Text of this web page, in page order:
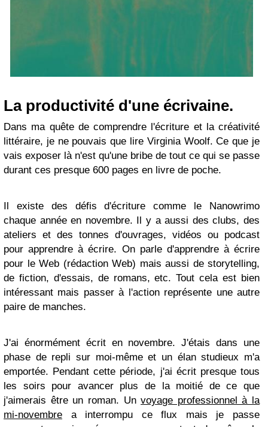
La productivité d'une écrivaine.
Dans ma quête de comprendre l'écriture et la créativité
littéraire, je ne pouvais que lire Virginia Woolf. Ce que je
vais exposer là n'est qu'une bribe de tout ce qui se passe
durant ces presque 600 pages en livre de poche.
Il existe des défis d'écriture comme le Nanowrimo
chaque année en novembre. Il y a aussi des clubs, des
ateliers et des tonnes d'ouvrages, vidéos ou podcast
pour apprendre à écrire. On parle d'apprendre à écrire
pour le Web (rédaction Web) mais aussi de storytelling,
de fiction, d'essais, de romans, etc. Tout cela est bien
intéressant mais passer à l'action représente une autre
paire de manches.
J'ai énormément écrit en novembre. J'étais dans une
phase de repli sur moi-même et un élan studieux m'a
emportée. Pendant cette période, j'ai écrit presque tous
les soirs pour avancer plus de la moitié de ce que
j'aimerais être un roman. Unvoyage professionnel à la
mi-novembre a interrompu ce flux mais je passe